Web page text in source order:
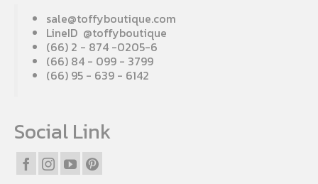
sale@toffyboutique.com
LineID @toffyboutique
(66) 2 - 874 -0205-6
(66) 84 - 099 - 3799
(66) 95 - 639 - 6142
Social Link